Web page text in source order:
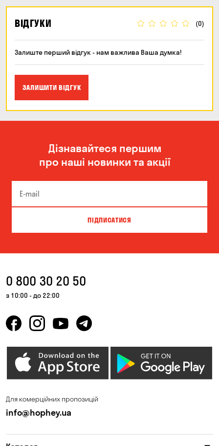
ВІДГУКИ (0)
Залиште перший відгук - нам важлива Ваша думка!
ЗАЛИШИТИ ВІДГУК
Дізнавайтеся першим
про наші новинки та акції
ПІДПИСАТИСЯ
0 800 30 20 50
з 10:00 - до 22:00
Для комерційних пропозицій
info@hophey.ua